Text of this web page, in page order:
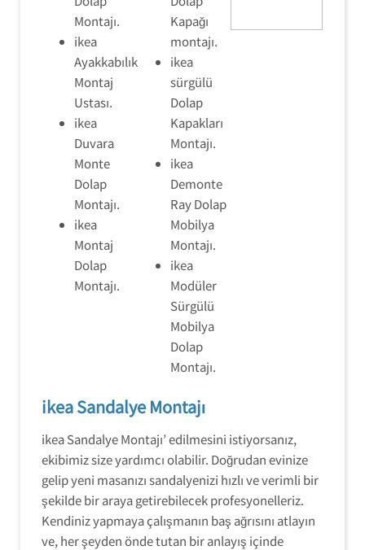
Montajı.
ikea
Ayakkabılık
Montaj
Ustası.
ikea
Duvara
Monte
Dolap
Montajı.
ikea
Montaj
Dolap
Montajı.
Kapağı
montajı.
ikea
sürgülü
Dolap
Kapakları
Montajı.
ikea
Demonte
Ray Dolap
Mobilya
Montajı.
ikea
Modüler
Sürgülü
Mobilya
Dolap
Montajı.
ikea Sandalye Montajı
ikea Sandalye Montajı’ edilmesini istiyorsanız,
ekibimiz size yardımcı olabilir. Doğrudan evinize
gelip yeni masanızı sandalyenizi hızlı ve verimli bir
şekilde bir araya getirebilecek profesyonelleriz.
Kendiniz yapmaya çalışmanın baş ağrısını atlayın
ve, her şeyden önde tutan bir anlayış içinde